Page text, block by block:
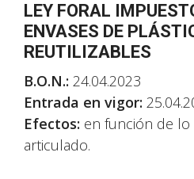
LEY FORAL
ENVASES DE
REUTILIZABLES
B.O.N.: 24.04.2023
Entrada en vigor:
Efectos: en función de lo
articulado.